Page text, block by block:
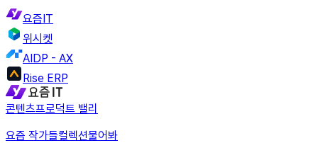
요즘IT
위시켓
AIDP - AX
Rise ERP
콘텐츠프로덕트 밸리
요즘 작가들컬렉션물어봐